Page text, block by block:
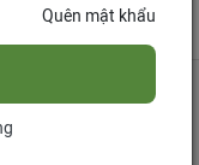
ký diễn đàn
Quên mật khẩu